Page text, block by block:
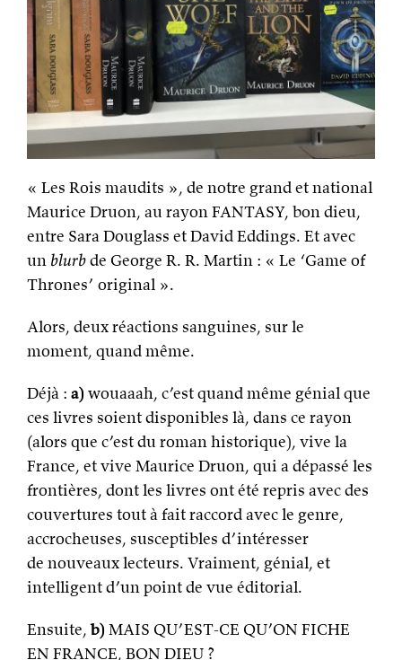
« Les Rois maudits », de notre grand et national
Maurice Druon, au rayon FANTASY, bon dieu,
entre Sara Douglass et David Eddings. Et avec
un blurbde George R. R. Martin : « Le ‘Game of
Thrones’ original ».
Alors, deux réactions sanguines, sur le
moment, quand même.
Déjà : a)wouaaah, c’est quand même génial que
ces livres soient disponibles là, dans ce rayon
(alors que c’est du roman historique), vive la
France, et vive Maurice Druon, qui a dépassé les
frontières, dont les livres ont été repris avec des
couvertures tout à fait raccord avec le genre,
accrocheuses, susceptibles d’intéresser
de nouveaux lecteurs. Vraiment, génial, et
intelligent d’un point de vue éditorial.
Ensuite,b)MAIS QU’EST-CE QU’ON FICHE
EN FRANCE, BON DIEU ?